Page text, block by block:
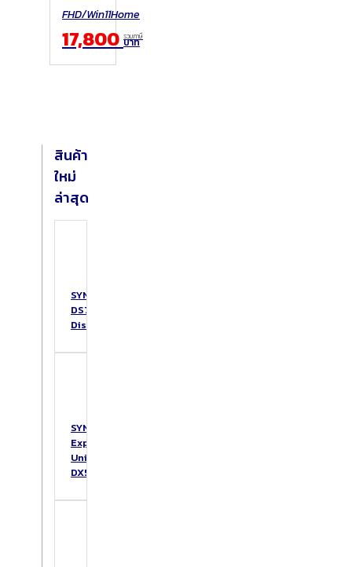
FHD/Win11Home
17,800 รวมภาษี
บาท
สินค้า
ใหม่
ล่าสุด
SYNOLOGY
DS725+
DiskStation
SYNOLOGY
Expansion
Unit
DX517